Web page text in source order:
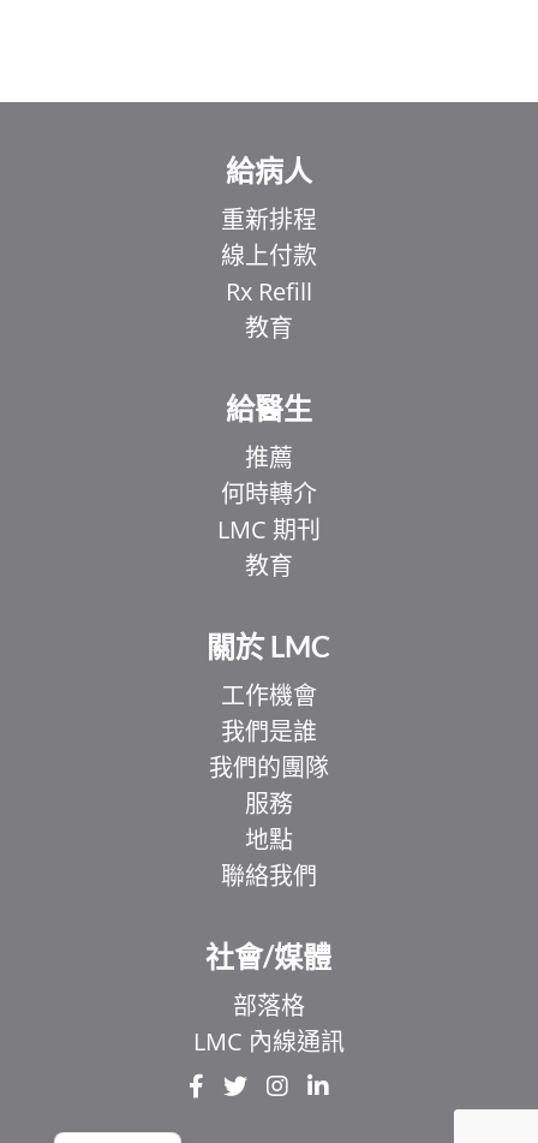
給病人
重新排程
線上付款
Rx Refill
教育
給醫生
推薦
何時轉介
LMC 期刊
教育
關於 LMC
工作機會
我們是誰
我們的團隊
服務
地點
聯絡我們
社會/媒體
部落格
LMC 內線通訊